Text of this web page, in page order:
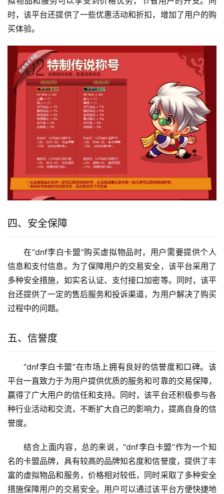
时，该平台还提供了一些优惠活动和折扣，增加了用户的购
买体验。
四、安全保障
在“dnf李白卡盟”购买虚拟物品时，用户需要提供个人
信息和支付信息。为了保障用户的交易安全，该平台采用了
多种安全措施，如实名认证、支付接口加密等。同时，该平
台还提供了一定的售后服务和投诉渠道，为用户解决了购买
过程中的问题。
五、信誉度
“dnf李白卡盟”在市场上拥有良好的信誉度和口碑。该
平台一直致力于为用户提供优质的服务和可靠的交易保障，
赢得了广大用户的信任和支持。同时，该平台还积极参与各
种行业活动和交流，不断扩大自己的影响力，提高自身的信
誉度。
结合上面内容，总的来说，“dnf李白卡盟”作为一个知
名的卡盟品牌，具有较高的品牌知名度和信誉度，提供了丰
富的虚拟物品和服务，价格相对较低，同时采取了多种安全
措施保障用户的交易安全。用户可以通过该平台方便快捷地